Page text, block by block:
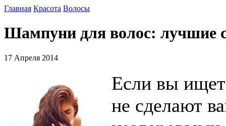
Главная Красота Волосы
Шампуни для волос: лучшие
17 Апреля 2014
Если вы
не сделают